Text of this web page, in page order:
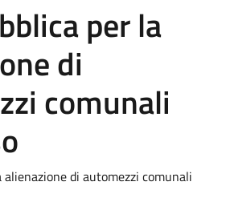
per la
di
comunali
di automezzi comunali